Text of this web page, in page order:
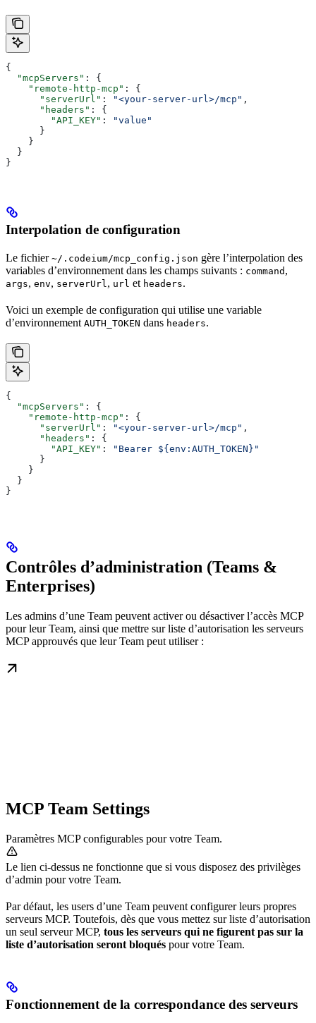
{
  "mcpServers"
: {
    "remote-http-mcp"
: {
      "serverUrl"
: "<your-server-url>/mcp" ,
      "headers"
: {
        "API_KEY"
:
"value"
      }
    }
  }
}
Interpolation de configuration
Le fichier ~/.codeium/mcp_config.json gère l’interpolation des
variables d’environnement dans les champs suivants : command ,
args, env, serverUrl , url et headers.
Voici un exemple de configuration qui utilise une variable
d’environnement AUTH_TOKEN dans headers.
{
  "mcpServers"
: {
    "remote-http-mcp"
: {
      "serverUrl"
: "<your-server-url>/mcp" ,
      "headers"
: {
        "API_KEY"
:
"Bearer ${env:AUTH_TOKEN}"
      }
    }
  }
}
Contrôles d’administration (Teams &
Enterprises)
Les admins d’une Team peuvent activer ou désactiver l’accès MCP
pour leur Team, ainsi que mettre sur liste d’autorisation les serveurs
MCP approuvés que leur Team peut utiliser :
MCP Team Settings
Paramètres MCP configurables pour votre Team.
Le lien ci-dessus ne fonctionne que si vous disposez des privilèges
d’admin pour votre Team.
Par défaut, les users d’une Team peuvent configurer leurs propres
serveurs MCP. Toutefois, dès que vous mettez sur liste d’autorisation
un seul serveur MCP, tous les serveurs qui ne figurent pas sur la
liste d’autorisation seront bloqués pour votre Team.
Fonctionnement de la correspondance des serveurs